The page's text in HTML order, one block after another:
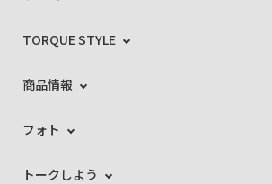
TORQUE STYLE
商品情報
フォト
トークしよう